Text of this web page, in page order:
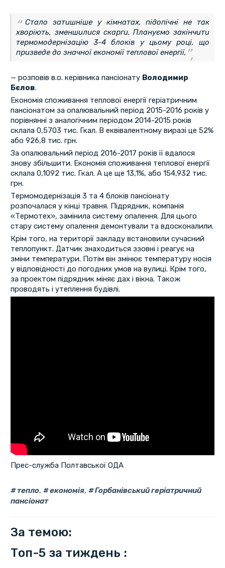
Стало затишніше у кімнатах, підопічні не так
хворіють, зменшилися скарги. Плануємо закінчити
термомодернізацію 3-4 блоків у цьому році, що
призведе до значної економії теплової енергії,
— розповів в.о. керівника пансіонату Володимир
Бєлов.
Економія споживання теплової енергії геріатричним
пансіонатом за опалювальний період 2015-2016 років у
порівнянні з аналогічним періодом 2014-2015 років
склала 0,5703 тис. Гкал. В еквівалентному виразі це 52%
або 926,8 тис. грн.
За опалювальний період 2016-2017 років її вдалося
знову збільшити. Економія споживання теплової енергії
склала 0,1092 тис. Гкал. А це ще 13,1%, або 154,932 тис.
грн.
Термомодернізація 3 та 4 блоків пансіонату
розпочалася у кінці травня. Підрядник, компанія
«Термотех», замінила систему опалення. Для цього
стару систему опалення демонтували та вдосконалили.
Крім того, на території закладу встановили сучасний
теплопункт. Датчик знаходиться ззовні і реагує на
зміни температури. Потім він змінює температуру носія
у відповідності до погодних умов на вулиці. Крім того,
за проектом підрядник міняє дах і вікна. Також
проводять і утеплення будівлі.
Прес-служба Полтавської ОДА
тепло, економія,
Горбанівський геріатричний
пансіонат
За темою:
Топ-5 за тиждень :